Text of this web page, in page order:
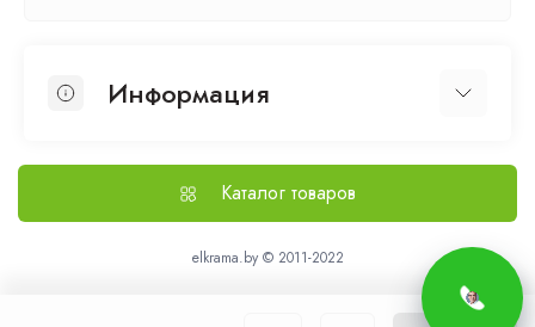
Информация
Выезд на замер
Доставка и оплата
Политика безопасности
Каталог товаров
elkrama.by © 2011-2022